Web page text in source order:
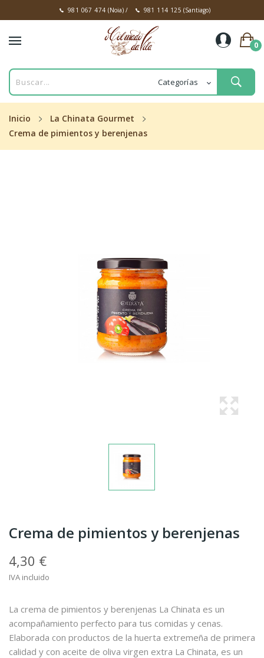
981 067 474 (Noia)/ 981 114 125 (Santiago)
0
Inicio
La Chinata Gourmet
Crema de pimientos y berenjenas
Crema de pimientos y berenjenas
4,30 €
IVA incluido
La crema de pimientos y berenjenas La Chinata es un
acompañamiento perfecto para tus comidas y cenas.
Elaborada con productos de la huerta extremeña de primera
calidad y con aceite de oliva virgen extra La Chinata, es un